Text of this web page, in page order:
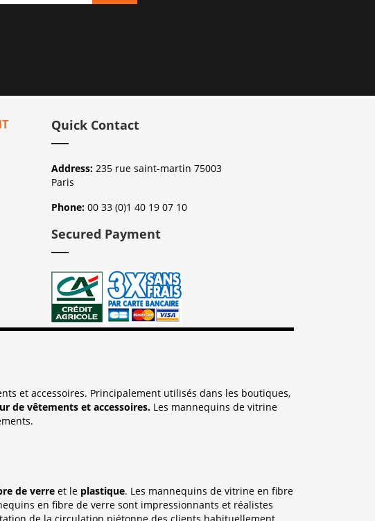
Quick Contact
Address: 235 rue saint-martin 75003
Paris
Phone: 00 33 (0)1 40 19 07 10
Secured Payment
et accessoires. Principalement utilisés dans les boutiques,
de vêtements et accessoires. Les mannequins de vitrine
de verre et le plastique. Les mannequins de vitrine en fibre
en fibre de verre sont impressionnants et réalistes